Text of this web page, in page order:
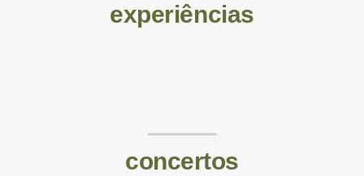
experiências
concertos